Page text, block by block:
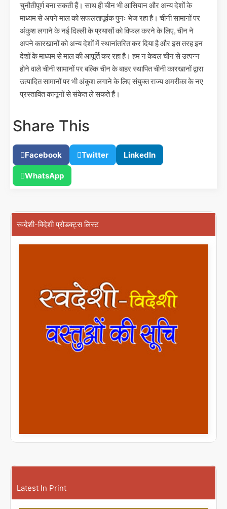
चुनौतीपूर्ण बना सकती हैं। साथ ही चीन भी आसियान और अन्य देशों के
माध्यम से अपने माल को सफलतापूर्वक पुनः भेज रहा है। चीनी सामानों पर
अंकुश लगाने के नई दिल्ली के प्रयासों को विफल करने के लिए, चीन ने
अपने कारखानों को अन्य देशों में स्थानांतरित कर दिया है और इस तरह इन
देशों के माध्यम से माल की आपूर्ति कर रहा है। हम न केवल चीन से उत्पन्न
होने वाले चीनी सामानों पर बल्कि चीन के बाहर स्थापित चीनी कारखानों द्वारा
उत्पादित सामानों पर भी अंकुश लगाने के लिए संयुक्त राज्य अमरीका के नए
प्रस्तावित कानूनों से संकेत ले सकते हैं।
Share This
Facebook Twitter LinkedIn
WhatsApp
स्वदेशी-विदेशी प्रोडक्ट्स लिस्ट
Latest In Print